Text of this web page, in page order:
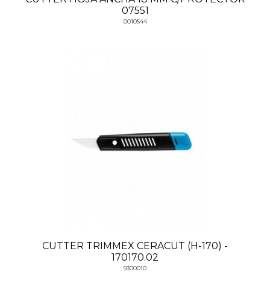
07551
0010544
CUTTER TRIMMEX CERACUT (H-170) -
170170.02
9300010